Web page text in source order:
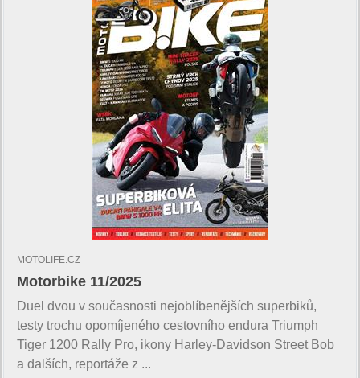
MOTOLIFE.CZ
Motorbike 11/2025
Duel dvou v současnosti nejoblíbenějších superbiků,
testy trochu opomíjeného cestovního endura Triumph
Tiger 1200 Rally Pro, ikony Harley-Davidson Street Bob
a dalších, reportáže z ...